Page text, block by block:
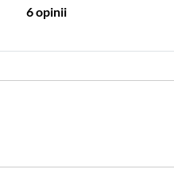
6 opinii